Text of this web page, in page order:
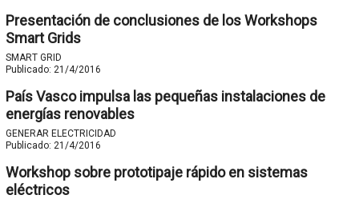
Presentación de conclusiones de los Workshops
Smart Grids
SMART GRID
Publicado: 21/4/2016
País Vasco impulsa las pequeñas instalaciones de
energías renovables
GENERAR ELECTRICIDAD
Publicado: 21/4/2016
Workshop sobre prototipaje rápido en sistemas
eléctricos